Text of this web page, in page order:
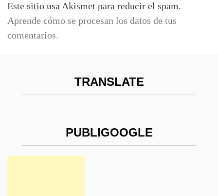
Este sitio usa Akismet para reducir el spam.
Aprende cómo se procesan los datos de tus
comentarios.
TRANSLATE
PUBLIGOOGLE